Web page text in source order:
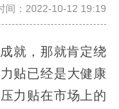
间：2022-10-12 19:19
就，那就肯定绕
贴已经是大健康
力贴在市场上的